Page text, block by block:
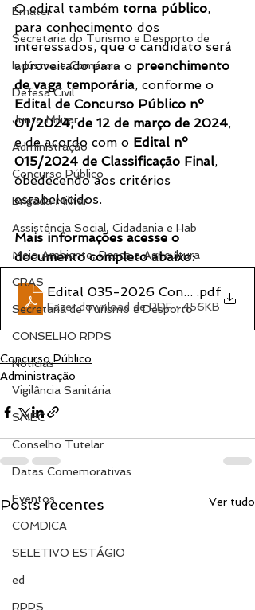
Emater
Secretaria do Turismo e Desporto de
Indústria e Comércio
Defesa Civil
Junta Militar
Administração
Concurso Público
Brigada Militar
Assistência Social, Cidadania e Hab
Meio Ambiente, Pesca e Agricultura
CRAS
Secretaria de Turismo e Desporto
CONSELHO RPPS
Notícias
Vigilância Sanitária
SMEC
Conselho Tutelar
Datas Comemorativas
Eventos
COMDICA
SELETIVO ESTÁGIO
ed
RPPS
O edital também torna público,
para conhecimento dos
interessados, que o candidato será
aproveitado para o preenchimento
de vaga temporária, conforme o
Edital de Concurso Público nº
01/2024, de 12 de março de 2024,
e de acordo com o Edital nº
015/2024 de Classificação Final,
obedecendo aos critérios
estabelecidos.
Mais informações acesse o
documento completo abaixo:
Edital 035-2026 Contrato.pdf
Fazer download de PDF • 456KB
Concurso Público
Administração
Posts recentes Ver tudo